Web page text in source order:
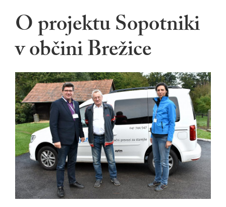
O projektu Sopotniki
v občini Brežice